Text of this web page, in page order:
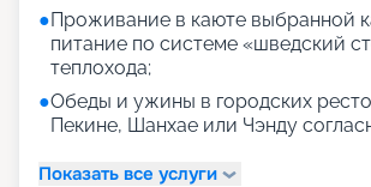
●Проживание в каюте выбранной
питание по системе «шведский
теплохода;
●Обеды и ужины в городских
Пекине, Шанхае или Чэнду
Показать все услуги